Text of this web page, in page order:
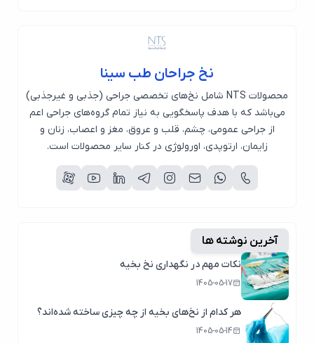
نخ جراحان طب سینا
محصولات NTS شامل نخ‌های تخصصی جراحی (جذبی و غیرجذبی)
می‌باشد که با هدف پاسخگویی به نیاز تمام گروه‌های جراحی اعم
از جراحی عمومی، چشم، قلب و عروق، مغز و اعصاب، زنان و
زایمان، ارتوپدی، اورولوژی در کنار سایر محصولات است.
آخرین نوشته ها
نکات مهم در نگهداری نخ بخیه
1405-05-17
هر کدام از نخ‌های بخیه از چه چیزی ساخته شده‌اند؟
1405-05-14